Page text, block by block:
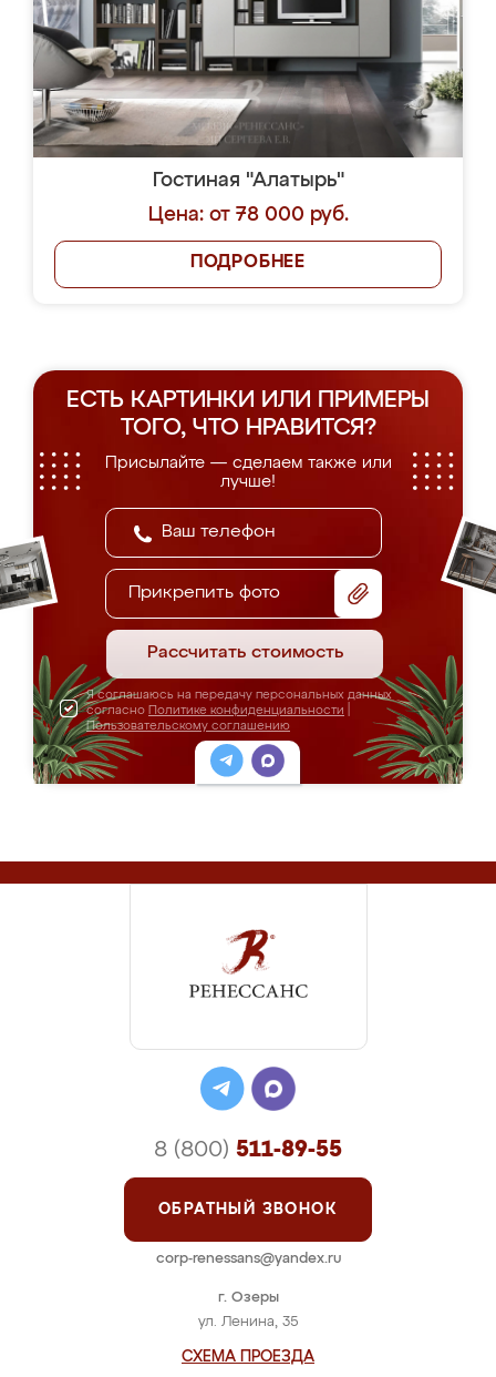
Гостиная "Алатырь"
Цена: от 78 000 руб.
ПОДРОБНЕЕ
ЕСТЬ КАРТИНКИ ИЛИ ПРИМЕРЫ
ТОГО, ЧТО НРАВИТСЯ?
Присылайте — сделаем также или
лучше!
Прикрепить фото
Рассчитать стоимость
Я соглашаюсь на передачу персональных данных
согласно Политике конфиденциальности
Пользовательскому соглашению
г. Озеры
ул. Ленина, 35
СХЕМА ПРОЕЗДА
8 (800) 511-89-55
ОБРАТНЫЙ ЗВОНОК
corp-renessans@yandex.ru